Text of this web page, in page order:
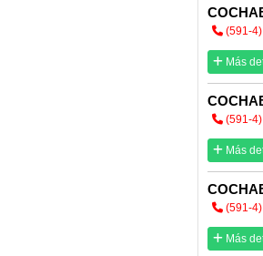
(591-
Más
(591-
Más
(591-
Más